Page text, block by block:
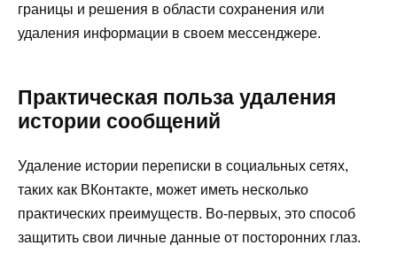
границы и решения в области сохранения или
удаления информации в своем мессенджере.
Практическая польза удаления
истории сообщений
Удаление истории переписки в социальных сетях,
таких как ВКонтакте, может иметь несколько
практических преимуществ. Во-первых, это способ
защитить свои личные данные от посторонних глаз.